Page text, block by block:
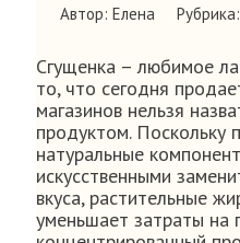
Автор: Елена Рубрика:
Сгущенка – любимое
то, что сегодня
магазинов нельзя
продуктом. Поскольку
натуральные
искусственными
вкуса, растительные
уменьшает затраты на